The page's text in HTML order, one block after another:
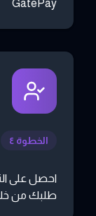
GatePay
الخطوة ٤
احصل على
طلبك من